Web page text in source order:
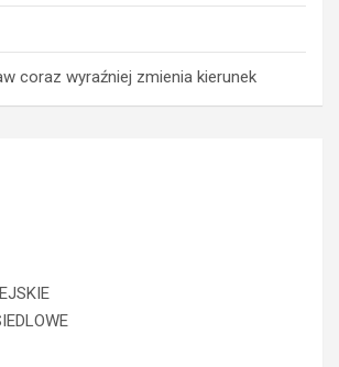
coraz wyraźniej zmienia kierunek